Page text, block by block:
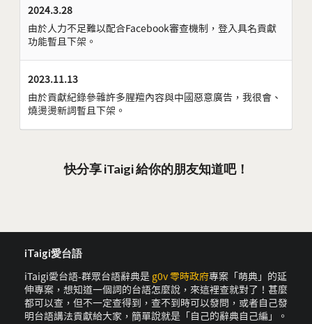
2024.3.28
由於人力不足難以配合Facebook審查機制，登入具名貢獻
功能暫且下架。
2023.11.13
由於貢獻紀錄參雜許多腥羶內容與中國惡意廣告，我很會、
燒燙燙新詞暫且下架。
快分享 iTaigi 給你的朋友知道吧！
iTaigi愛台語
iTaigi愛台語-群眾台語辭典是 g0v 零時政府專案「萌典」的延
伸專案，想知道一個詞的台語怎麼說，來這裡查就對了！甚麼
都可以查，但不一定查得到，查不到時可以發問，或者自己發
明台語講法貢獻給大家，簡單說就是「自己的辭典自己編」。